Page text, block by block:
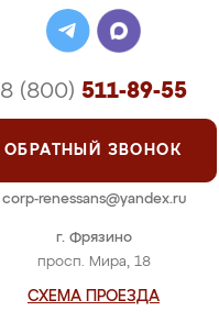
г. Фрязино
просп. Мира, 18
СХЕМА ПРОЕЗДА
8 (800) 511-89-55
ОБРАТНЫЙ ЗВОНОК
corp-renessans@yandex.ru